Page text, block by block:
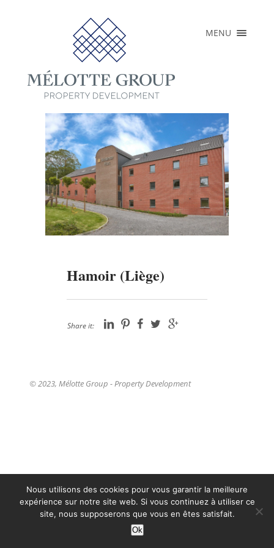
MENU ×
ACCUEIL
COURS
PRESSE
CONTACT
FR
EN
Hamoir (Liège)
Share it:
© 2023, Mélotte Group - Property Development
Nous utilisons des cookies pour vous garantir la meilleure
expérience sur notre site web. Si vous continuez à utiliser ce
site, nous supposerons que vous en êtes satisfait.
Ok